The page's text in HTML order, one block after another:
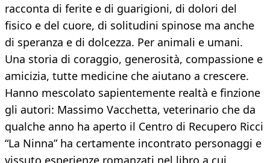
racconta di ferite e di guarigioni, di dolori del
fisico e del cuore, di solitudini spinose ma anche
di speranza e di dolcezza. Per animali e umani.
Una storia di coraggio, generosità, compassione e
amicizia, tutte medicine che aiutano a crescere.
Hanno mescolato sapientemente realtà e finzione
gli autori: Massimo Vacchetta, veterinario che da
qualche anno ha aperto il Centro di Recupero Ricci
“La Ninna” ha certamente incontrato personaggi e
vissuto esperienze romanzati nel libro a cui